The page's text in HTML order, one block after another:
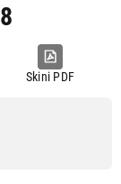
Skini PDF